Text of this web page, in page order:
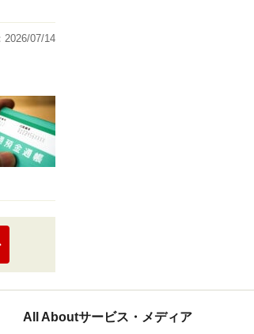
2026/07/14
All Aboutサービス・メディア